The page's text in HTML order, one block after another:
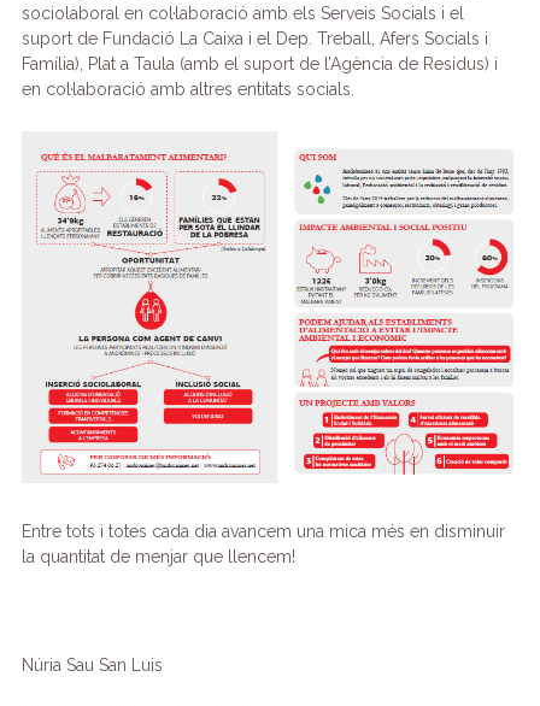
sociolaboral en col·laboració amb els Serveis Socials i el
suport de Fundació La Caixa i el Dep. Treball, Afers Socials i
Família), Plat a Taula (amb el suport de l’Agència de Residus) i
en col·laboració amb altres entitats socials.
Entre tots i totes cada dia avancem una mica més en disminuir
la quantitat de menjar que llencem!
Núria Sau San Luis